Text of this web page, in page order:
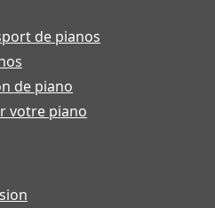
de pianos
de piano
votre piano